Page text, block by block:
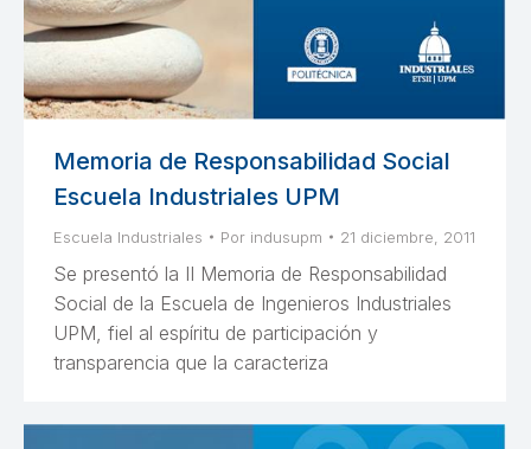
Memoria de Responsabilidad Social
Escuela Industriales UPM
Escuela Industriales Por indusupm 21 diciembre, 2011
Se presentó la II Memoria de Responsabilidad
Social de la Escuela de Ingenieros Industriales
UPM, fiel al espíritu de participación y
transparencia que la caracteriza